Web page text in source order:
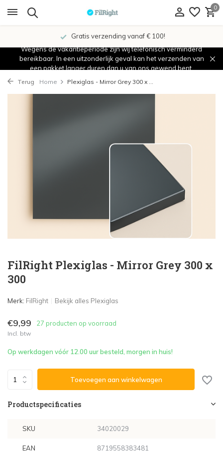
0
Gratis verzending vanaf € 100!
Wegens de vakantieperiode zijn wij telefonisch verminderd
bereikbaar. In een uitzonderlijk geval kan het verzenden van
een pakket langer duren dan u van ons gewend bent.
Terug Home Plexiglas - Mirror Grey 300 x ...
FilRight Plexiglas - Mirror Grey 300 x
300
Merk: FilRight Bekijk alles Plexiglas
€9,99 27 producten op voorraad
Incl. btw
Op werkdagen vóór 12.00 uur besteld, morgen in huis!
Toevoegen aan winkelwagen
Productspecificaties
SKU 34020029
EAN 8719558383481